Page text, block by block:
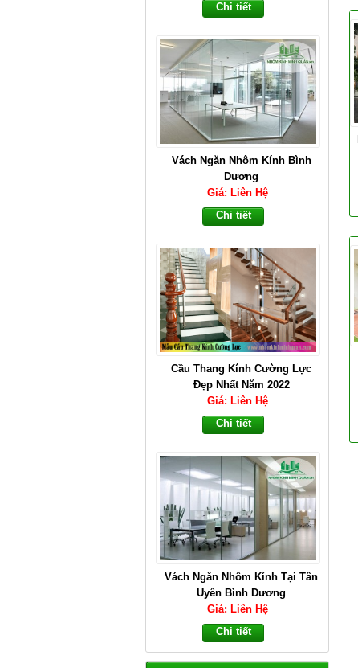
Chi tiết
Vách Ngăn Nhôm Kính Bình
Dương
Giá: Liên Hệ
Chi tiết
Cầu Thang Kính Cường Lực
Đẹp Nhất Năm 2022
Giá: Liên Hệ
Chi tiết
Vách Ngăn Nhôm Kính Tại Tân
Uyên Bình Dương
Giá: Liên Hệ
Chi tiết